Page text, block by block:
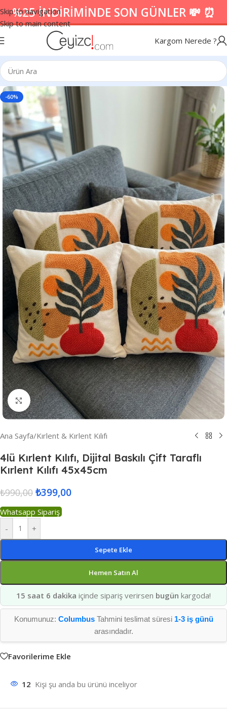
Skip to navigation
Skip to main content
%25 İNDİRİMİNDE SON GÜNLER 💸 ⏰
Kargom Nerede ?
-60%
Resmi Büyüt
Ana Sayfa/Kırlent & Kırlent Kılıfı
4lü Kırlent Kılıfı, Dijital Baskılı Çift Taraflı
Kırlent Kılıfı 45x45cm
₺990,00 ₺399,00
Whatsapp Sipariş
-
+
Sepete Ekle
Hemen Satın Al
15 saat 6 dakika içinde sipariş verirsen bugün kargoda!
Konumunuz: ColumbusTahmini teslimat süresi 1-3 iş günü
arasındadır.
Favorilerime Ekle
12 Kişi şu anda bu ürünü inceliyor